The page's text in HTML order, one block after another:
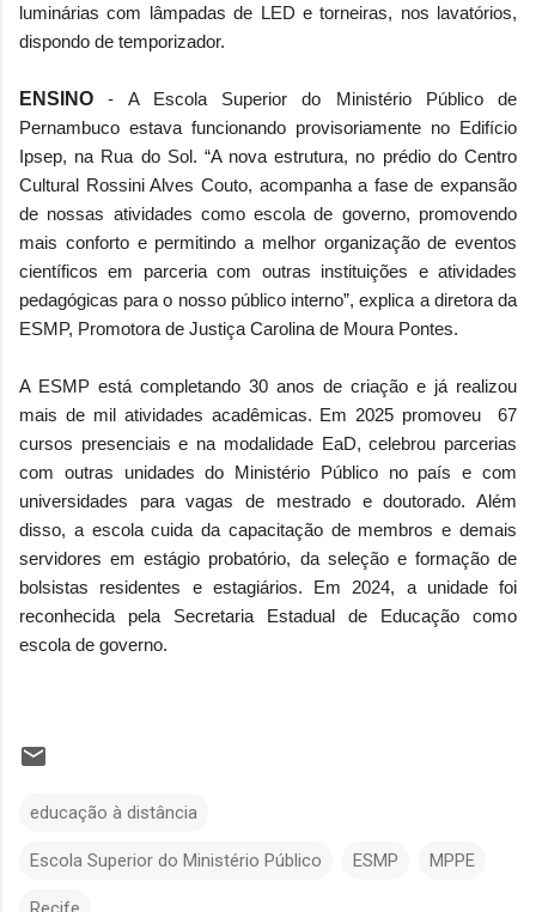
luminárias com lâmpadas de LED e torneiras, nos lavatórios,
dispondo de temporizador.
ENSINO - A Escola Superior do Ministério Público de
Pernambuco estava funcionando provisoriamente no Edifício
Ipsep, na Rua do Sol. “A nova estrutura, no prédio do Centro
Cultural Rossini Alves Couto, acompanha a fase de expansão
de nossas atividades como escola de governo, promovendo
mais conforto e permitindo a melhor organização de eventos
científicos em parceria com outras instituições e atividades
pedagógicas para o nosso público interno”, explica a diretora da
ESMP, Promotora de Justiça Carolina de Moura Pontes.
A ESMP está completando 30 anos de criação e já realizou
mais de mil atividades acadêmicas. Em 2025 promoveu 67
cursos presenciais e na modalidade EaD, celebrou parcerias
com outras unidades do Ministério Público no país e com
universidades para vagas de mestrado e doutorado. Além
disso, a escola cuida da capacitação de membros e demais
servidores em estágio probatório, da seleção e formação de
bolsistas residentes e estagiários. Em 2024, a unidade foi
reconhecida pela Secretaria Estadual de Educação como
escola de governo.
educação à distância
Escola Superior do Ministério Público ESMP MPPE